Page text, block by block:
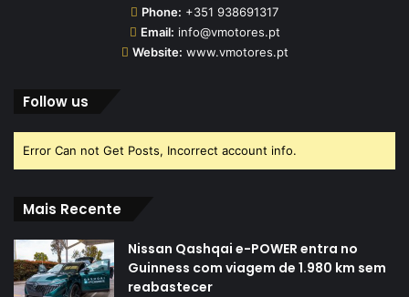
Phone: +351 938691317
Email: info@vmotores.pt
Website: www.vmotores.pt
Follow us
Error Can not Get Posts, Incorrect account info.
Mais Recente
Nissan Qashqai e-POWER entra no
Guinness com viagem de 1.980 km sem
reabastecer